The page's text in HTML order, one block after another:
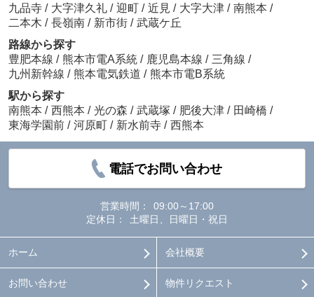
九品寺 / 大字津久礼 / 迎町 / 近見 / 大字大津 / 南熊本 /
二本木 / 長嶺南 / 新市街 / 武蔵ケ丘
路線から探す
豊肥本線 / 熊本市電A系統 / 鹿児島本線 / 三角線 /
九州新幹線 / 熊本電気鉄道 / 熊本市電B系統
駅から探す
南熊本 / 西熊本 / 光の森 / 武蔵塚 / 肥後大津 / 田崎橋 /
東海学園前 / 河原町 / 新水前寺 / 西熊本
電話でお問い合わせ
営業時間：
09:00～17:00
定休日：
土曜日、日曜日・祝日
ホーム 会社概要
お問い合わせ 物件リクエスト